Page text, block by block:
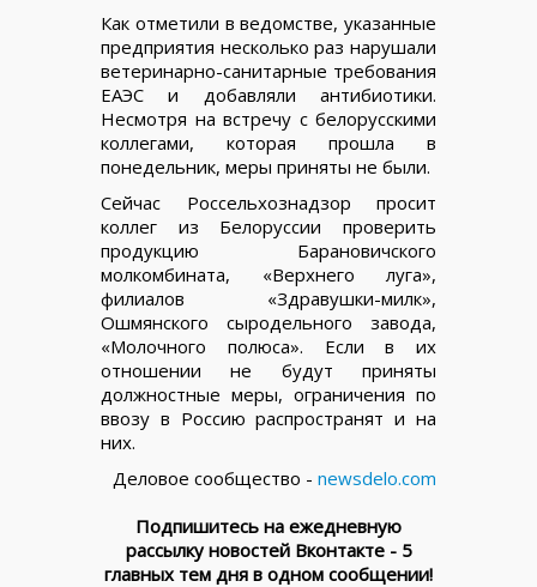
Как отметили в ведомстве, указанные
предприятия несколько раз нарушали
ветеринарно-санитарные требования
ЕАЭС и добавляли антибиотики.
Несмотря на встречу с белорусскими
коллегами, которая прошла в
понедельник, меры приняты не были.
Сейчас Россельхознадзор просит
коллег из Белоруссии проверить
продукцию Барановичского
молкомбината, «Верхнего луга»,
филиалов «Здравушки-милк»,
Ошмянского сыродельного завода,
«Молочного полюса». Если в их
отношении не будут приняты
должностные меры, ограничения по
ввозу в Россию распространят и на
них.
Деловое сообщество - newsdelo.com
Подпишитесь на ежедневную
рассылку новостей Вконтакте - 5
главных тем дня в одном сообщении!